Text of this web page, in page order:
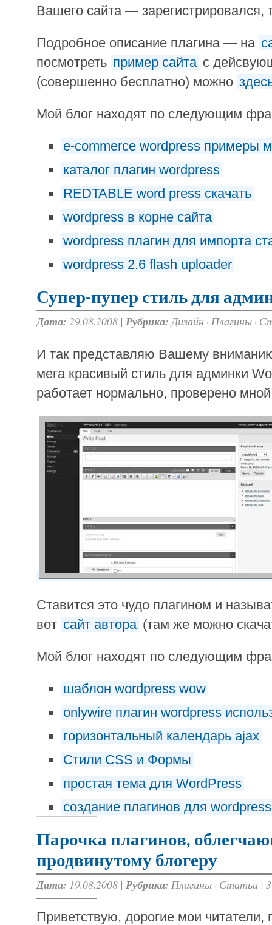
Вашего сайта — зарегистрировался,
Подробное описание плагина — на
посмотреть пример сайта с
(совершенно бесплатно) можно
Мой блог находят по следующим
e-commerce wordpress примеры
каталог плагин wordpress
REDTABLE word press скачать
wordpress в корне сайта
wordpress плагин для импорта
wordpress 2.6 flash uploader
Супер-пупер стиль для
Дата: 29.08.2008 | Рубрика: Дизайн · Плагины ·
И так представляю Вашему
мега красивый стиль для админки
работает нормально, проверено
Ставится это чудо плагином и
вот сайт автора (там же можно
Мой блог находят по следующим
шаблон wordpress wow
onlywire плагин wordpress
горизонтальный календарь ajax
Стили CSS и Формы
простая тема для WordPress
создание плагинов для wordpress
Парочка плагинов,
продвинутому блогеру
Дата: 19.08.2008 | Рубрика: Плагины · Статьи |
Приветствую, дорогие мои